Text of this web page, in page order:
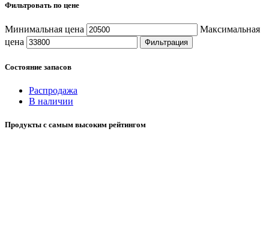
Фильтровать по цене
Минимальная цена
Максимальная
цена
Фильтрация
Состояние запасов
Распродажа
В наличии
Продукты с самым высоким рейтингом